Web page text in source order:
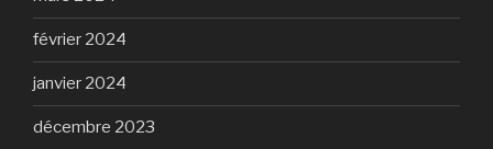
février 2024
janvier 2024
décembre 2023